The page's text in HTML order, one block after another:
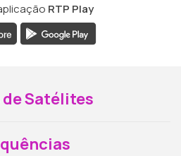
RTP Play
de Satélites